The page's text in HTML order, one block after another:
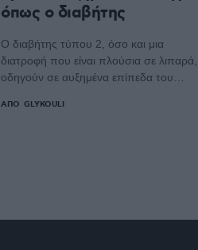
όπως ο διαβήτης
Ο διαβήτης τύπου 2, όσο και μια
διατροφή που είναι πλούσια σε λιπαρά,
οδηγούν σε αυξημένα επίπεδα του…
ΑΠΌ GLYKOULI